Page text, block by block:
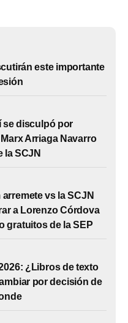
este importante
se disculpó por
Arriaga Navarro
la SCJN
vs la SCJN
a Lorenzo Córdova
gratuitos de la SEP
¿Libros de texto
por decisión de